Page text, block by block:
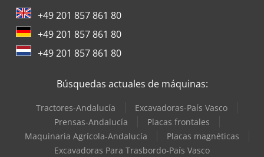
Toyota Tractor
Trane Aires Acondicionados
+49 201 857 861 80
+49 201 857 861 80
+49 201 857 861 80
Búsquedas actuales de máquinas:
Tractores-Andalucía
Excavadoras-País Vasco
Prensas-Andalucía
Placas frontales
Maquinaria Agrícola-Andalucía
Placas magnéticas
Excavadoras Para Trasbordo-País Vasco